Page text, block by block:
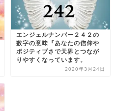
エンジェルナンバー２４２の
数字の意味『あなたの信仰や
ポジティブさで天界とつなが
りやすくなっています。
2020年3月24日